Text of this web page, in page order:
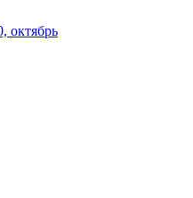
октябрь